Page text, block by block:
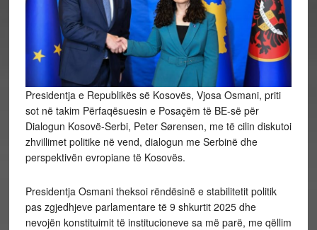
Presidentja e Republikës së Kosovës, Vjosa Osmani, priti
sot në takim Përfaqësuesin e Posaçëm të BE-së për
Dialogun Kosovë-Serbi, Peter Sørensen, me të cilin diskutoi
zhvillimet politike në vend, dialogun me Serbinë dhe
perspektivën evropiane të Kosovës.
Presidentja Osmani theksoi rëndësinë e stabilitetit politik
pas zgjedhjeve parlamentare të 9 shkurtit 2025 dhe
nevojën konstituimit të institucioneve sa më parë, me qëllim